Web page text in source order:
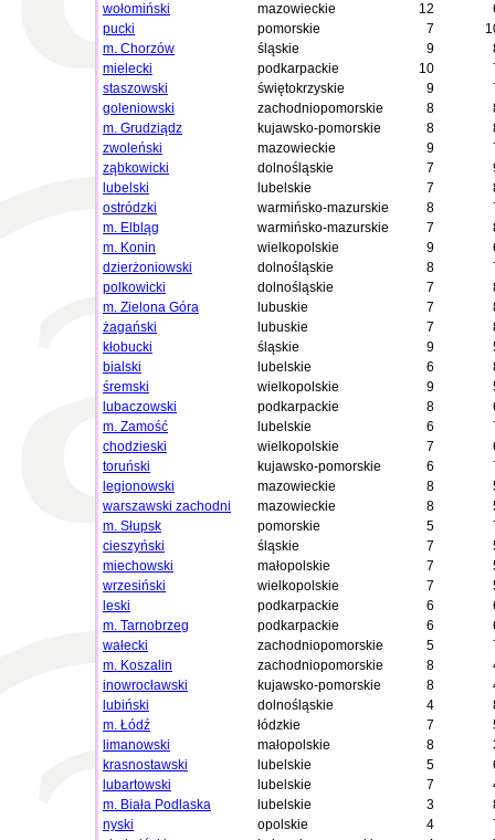
wołomiński
mazowieckie 12
pucki
pomorskie 7
m. Chorzów
śląskie 9
mielecki
podkarpackie 10
staszowski
świętokrzyskie 9
goleniowski
zachodniopomorskie 8
m. Grudziądz
kujawsko-pomorskie 8
zwoleński
mazowieckie 9
ząbkowicki
dolnośląskie 7
lubelski
lubelskie 7
ostródzki
warmińsko-mazurskie 8
m. Elbląg
warmińsko-mazurskie 7
m. Konin
wielkopolskie 9
dzierżoniowski
dolnośląskie 8
polkowicki
dolnośląskie 7
m. Zielona Góra
lubuskie 7
żagański
lubuskie 7
kłobucki
śląskie 9
bialski
lubelskie 6
śremski
wielkopolskie 9
lubaczowski
podkarpackie 8
m. Zamość
lubelskie 6
chodzieski
wielkopolskie 7
toruński
kujawsko-pomorskie 6
legionowski
mazowieckie 8
warszawski zachodni
mazowieckie 8
m. Słupsk
pomorskie 5
cieszyński
śląskie 7
miechowski
małopolskie 7
wrzesiński
wielkopolskie 7
leski
podkarpackie 6
m. Tarnobrzeg
podkarpackie 6
wałecki
zachodniopomorskie 5
m. Koszalin
zachodniopomorskie 8
inowrocławski
kujawsko-pomorskie 8
lubiński
dolnośląskie 4
m. Łódź
łódzkie 7
limanowski
małopolskie 8
krasnostawski
lubelskie 5
lubartowski
lubelskie 7
m. Biała Podlaska
lubelskie 3
nyski
opolskie 4